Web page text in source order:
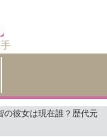
の彼女は現在誰？歴代元